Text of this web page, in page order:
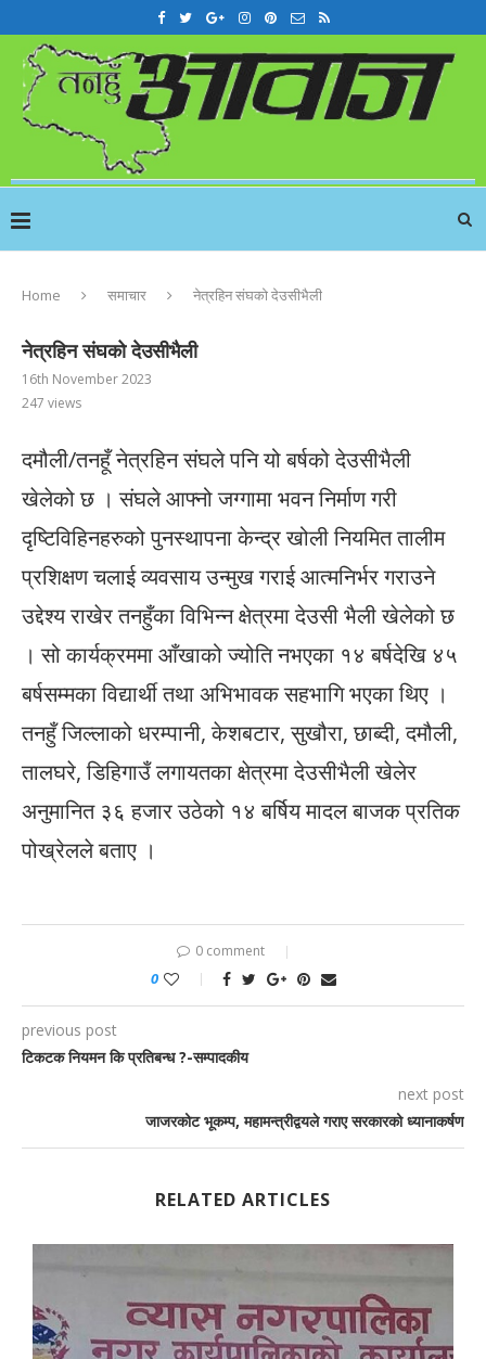
Home समाचार नेत्रहिन संघको देउसीभैली
नेत्रहिन संघको देउसीभैली
16th November 2023
247 views
दमौली/तनहूँ नेत्रहिन संघले पनि यो बर्षको देउसीभैली
खेलेको छ । संघले आफ्नो जग्गामा भवन निर्माण गरी
दृष्टिविहिनहरुको पुनस्थापना केन्द्र खोली नियमित तालीम
प्रशिक्षण चलाई व्यवसाय उन्मुख गराई आत्मनिर्भर गराउने
उद्देश्य राखेर तनहुँका विभिन्न क्षेत्रमा देउसी भैली खेलेको छ
। सो कार्यक्रममा आँखाको ज्योति नभएका १४ बर्षदेखि ४५
बर्षसम्मका विद्यार्थी तथा अभिभावक सहभागि भएका थिए ।
तनहुँ जिल्लाको धरम्पानी, केशबटार, सुखौरा, छाब्दी, दमौली,
तालघरे, डिहिगाउँ लगायतका क्षेत्रमा देउसीभैली खेलेर
अनुमानित ३६ हजार उठेको १४ बर्षिय मादल बाजक प्रतिक
पोख्रेलले बताए ।
0 comment
0
previous post
टिकटक नियमन कि प्रतिबन्ध ?-सम्पादकीय
next post
जाजरकोट भूकम्प, महामन्त्रीद्वयले गराए सरकारको ध्यानाकर्षण
RELATED ARTICLES